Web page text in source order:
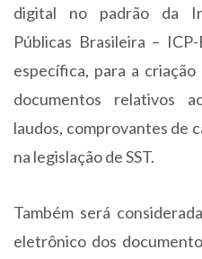
digital no padrão da
Públicas Brasileira –
específica, para a
documentos relativos
laudos, comprovantes de
na legislação de SST.
Também será
eletrônico dos